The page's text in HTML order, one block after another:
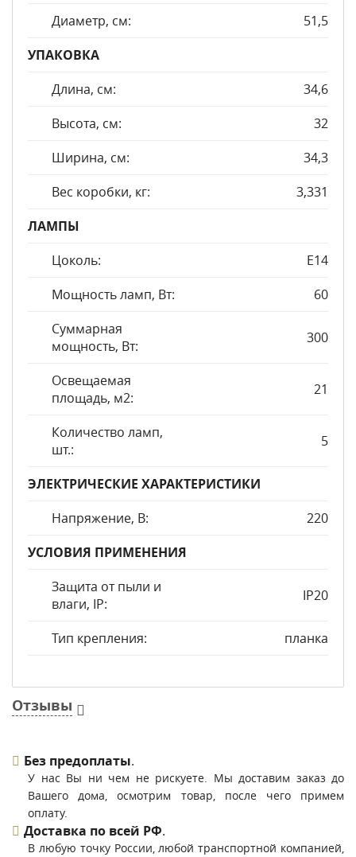
Диаметр, см:
51,5
УПАКОВКА
Длина, см:
34,6
Высота, см:
32
Ширина, см:
34,3
Вес коробки, кг:
3,331
ЛАМПЫ
Цоколь:
E14
Мощность ламп, Вт:
60
Суммарная
мощность, Вт:
300
Освещаемая
площадь, м2:
21
Количество ламп,
шт.:
5
ЭЛЕКТРИЧЕСКИЕ ХАРАКТЕРИСТИКИ
Напряжение, В:
220
УСЛОВИЯ ПРИМЕНЕНИЯ
Защита от пыли и
влаги, IP:
IP20
Тип крепления: планка
Отзывы
Без предоплаты.
У нас Вы ни чем не рискуете. Мы доставим заказ до
Вашего дома, осмотрим товар, после чего примем
оплату.
Доставка по всей РФ.
В любую точку России, любой транспортной компанией,